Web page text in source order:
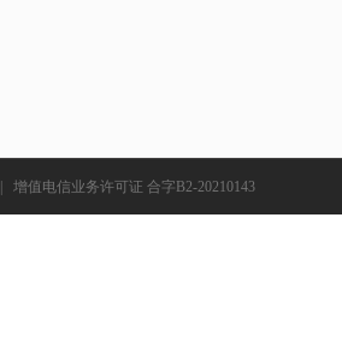
增值电信业务许可证 合字B2-20210143